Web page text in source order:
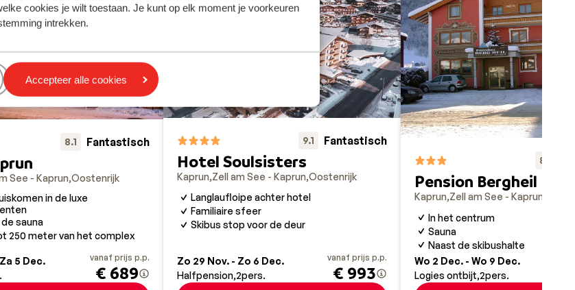
cookies je wilt toestaan. Je kunt op elk moment je voorkeuren
intrekken.
Accepteer alle cookies
8.1 Fantastisch
See - Kaprun Oostenrijk
in de luxe
de sauna
250 meter van het complex
5 Dec.
vanaf prijs p.p.
€ 689
9.1 Fantastisch
Hotel Soulsisters
Kaprun Zell am See - Kaprun Oostenrijk
Langlaufloipe achter hotel
Familiaire sfeer
Skibus stop voor de deur
Zo 29 Nov. - Zo 6 Dec.
Halfpension 2pers.
vanaf prijs p.p.
€ 993
8.1
Pension Bergheil
Kaprun Zell am See - Kaprun
In het centrum
Sauna
Naast de skibushalte
Wo 2 Dec. - Wo 9 Dec.
Logies ontbijt 2pers.